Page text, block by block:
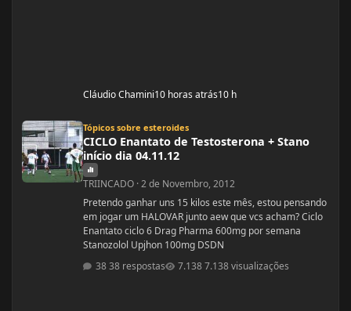
Cláudio Chamini10 horas atrás10 h
Tópicos sobre esteroides
CICLO Enantato de Testosterona + Stano
início dia 04.11.12
TRIINCADO ·2 de Novembro, 2012
Pretendo ganhar uns 15 kilos este mês, estou pensando
em jogar um HALOVAR junto aew que vcs acham? Ciclo
Enantato ciclo 6 Drag Pharma 600mg por semana
Stanozolol Upjhon 100mg DSDN
38 respostas
7.138 visualizações